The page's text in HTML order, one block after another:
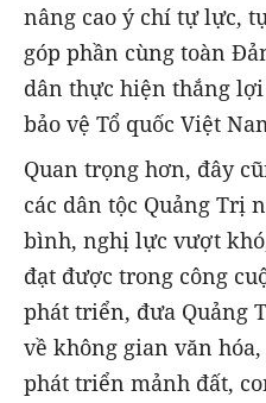
nâng cao ý chí tự lực,
góp phần cùng toàn
dân thực hiện thắng
bảo vệ Tổ quốc Việt
Quan trọng hơn, đây
các dân tộc Quảng Trị
bình, nghị lực vượt
đạt được trong công
phát triển, đưa Quảng
về không gian văn
phát triển mảnh đất,